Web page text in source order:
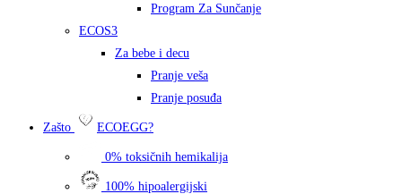
Program Za Sunčanje
ECOS3
Za bebe i decu
Pranje veša
Pranje posuđa
Zašto ECOEGG?
0% toksičnih hemikalija
100% hipoalergijski